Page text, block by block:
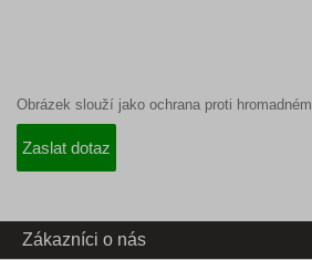
Obrázek slouží jako ochrana proti
Zákazníci o nás